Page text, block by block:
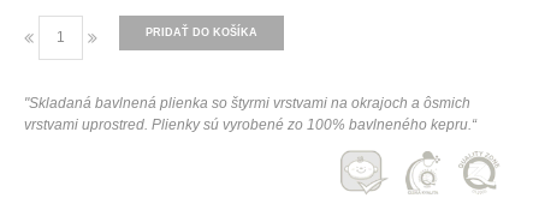
PRIDAŤ DO KOŠÍKA
"Skladaná bavlnená plienka so štyrmi vrstvami na okrajoch a ôsmich
vrstvami uprostred. Plienky sú vyrobené zo 100% bavlneného kepru.“